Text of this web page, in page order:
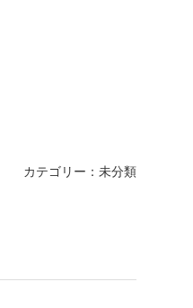
カテゴリー：未分類